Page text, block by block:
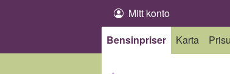
Mitt konto
Bensinpriser
Karta